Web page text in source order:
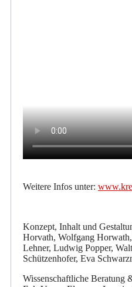
Weitere Infos unter:
Konzept, Inhalt und
Horvath, Wolfgang
Lehner, Ludwig Popper,
Schützenhofer, Eva
Wissenschaftliche Beratung